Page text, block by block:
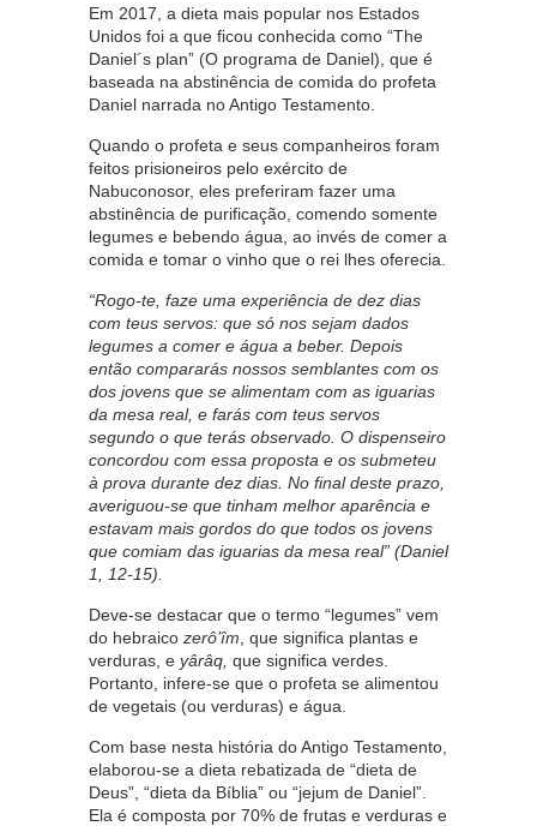
Em 2017, a dieta mais popular nos Estados
Unidos foi a que ficou conhecida como “The
Daniel´s plan” (O programa de Daniel), que é
baseada na abstinência de comida do profeta
Daniel narrada no Antigo Testamento.
Quando o profeta e seus companheiros foram
feitos prisioneiros pelo exército de
Nabuconosor, eles preferiram fazer uma
abstinência de purificação, comendo somente
legumes e bebendo água, ao invés de comer a
comida e tomar o vinho que o rei lhes oferecia.
“Rogo-te, faze uma experiência de dez dias
com teus servos: que só nos sejam dados
legumes a comer e água a beber. Depois
então compararás nossos semblantes com os
dos jovens que se alimentam com as iguarias
da mesa real, e farás com teus servos
segundo o que terás observado. O dispenseiro
concordou com essa proposta e os submeteu
à prova durante dez dias. No final deste prazo,
averiguou-se que tinham melhor aparência e
estavam mais gordos do que todos os jovens
que comiam das iguarias da mesa real” (Daniel
1, 12-15).
Deve-se destacar que o termo “legumes” vem
do hebraico zerô’îm , que significa plantas e
verduras, e yârâq, que significa verdes.
Portanto, infere-se que o profeta se alimentou
de vegetais (ou verduras) e água.
Com base nesta história do Antigo Testamento,
elaborou-se a dieta rebatizada de “dieta de
Deus”, “dieta da Bíblia” ou “jejum de Daniel”.
Ela é composta por 70% de frutas e verduras e